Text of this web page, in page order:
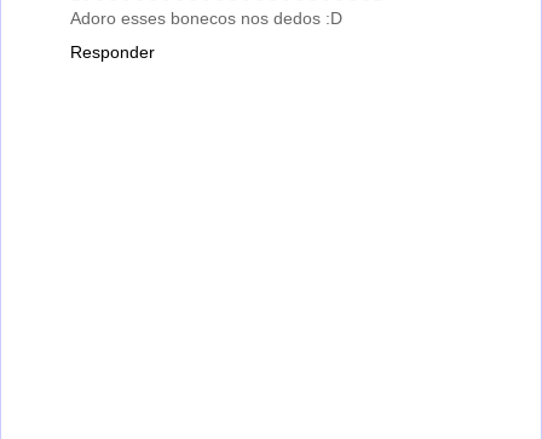
Adoro esses bonecos nos dedos :D
Responder